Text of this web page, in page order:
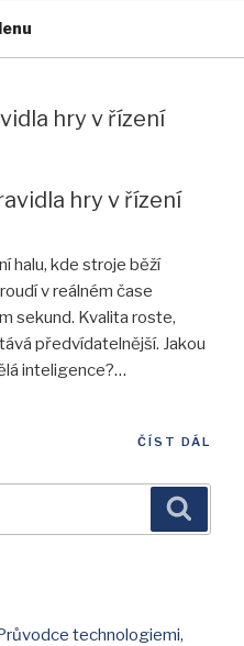
hry v řízení
hry v řízení
halu, kde stroje běží
v reálném čase
sekund. Kvalita roste,
předvídatelnější. Jakou
inteligence?…
ČÍST DÁL
technologiemi,